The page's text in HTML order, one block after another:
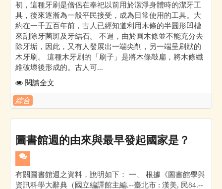
初，這種牙刷是僧侶在奉祀以前用於潔淨身體時的潔牙工
具，後來逐漸為一般平民接受，成為日常使用的工具。大
約在一千五百年前，古人已經知道利用木條的半圓形凹槽
來刮除牙菌斑及牙結石。 不過，由於圓木條並不能充分去
除牙垢，因此，又有人發展出一端尖削，另一端呈刷狀的
木牙刷。 這種木牙刷的「刷子」是將木條敲扁，將木條纖
維破壞後形成的。古人可...
閱讀全文
綜合
圖書館週的由來與最早發起國家是？
有關圖書館週之資料，說明如下： 一、 根據《圖書館學與
資訊科學大辭典（國立編譯館主編.--臺北市 : 漢美, 民84.--